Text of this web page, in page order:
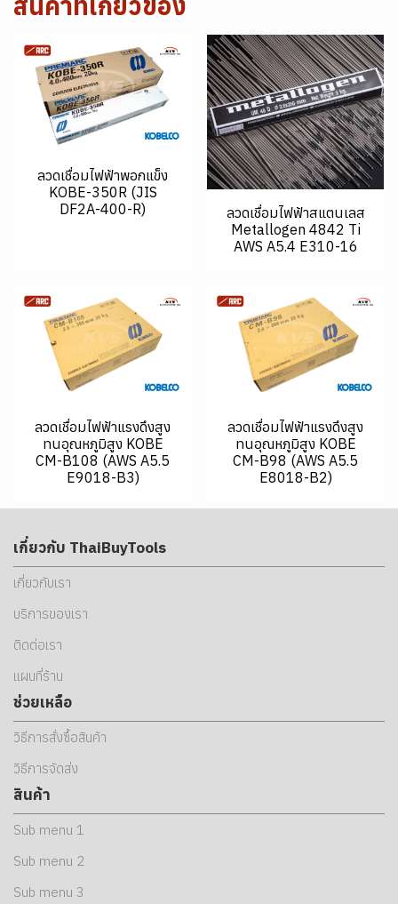
ลวดเชื่อมไฟฟ้าพอกแข็ง
KOBE-350R (JIS
DF2A-400-R)
ลวดเชื่อมไฟฟ้าสแตนเลส
Metallogen 4842 Ti
AWS A5.4 E310-16
ลวดเชื่อมไฟฟ้าแรงดึงสูง
ทนอุณหภูมิสูง KOBE
CM-B108 (AWS A5.5
E9018-B3)
ลวดเชื่อมไฟฟ้าแรงดึงสูง
ทนอุณหภูมิสูง KOBE
CM-B98 (AWS A5.5
E8018-B2)
เกี่ยวกับ ThaiBuyTools
เกี่ยวกับเรา
บริการของเรา
ติดต่อเรา
แผนที่ร้าน
ช่วยเหลือ
วิธีการสั่งซื้อสินค้า
วิธีการจัดส่ง
สินค้า
Sub menu 1
Sub menu 2
Sub menu 3